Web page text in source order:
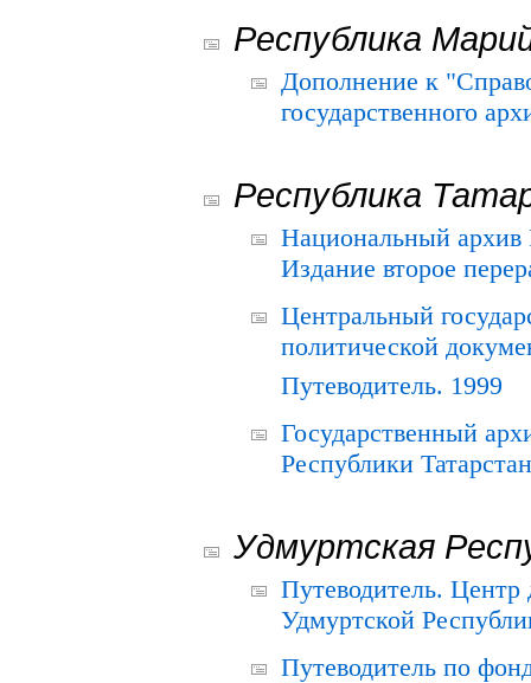
Республика
Дополнение к
государственного
Республика
Национальный архив
Издание второе
Центральный
политической
Путеводитель. 1999
Государственный
Республики
Удмуртская
Путеводитель.
Удмуртской
Путеводитель по